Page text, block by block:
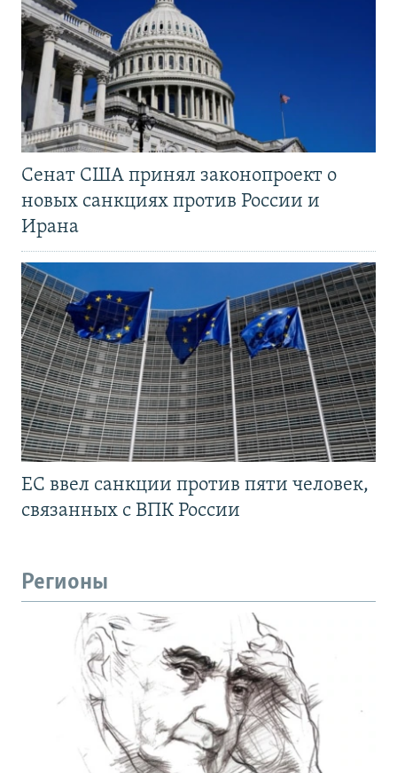
Сенат США принял законопроект о
новых санкциях против России и
Ирана
ЕС ввел санкции против пяти человек,
связанных с ВПК России
Регионы